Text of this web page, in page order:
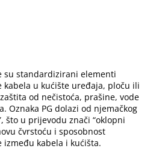
su standardizirani elementi
kabela u kućište uređaja, ploču ili
od nečistoća, prašine, vode
Oznaka PG dolazi od njemačkog
što u prijevodu znači “oklopni
čvrstoću i sposobnost
između kabela i kućišta.